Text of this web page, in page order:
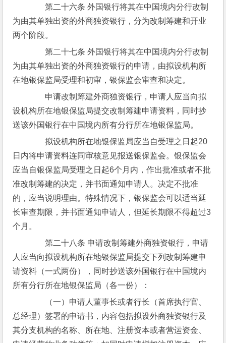
第二十六条 外国银行将其在中国境内分行改制
为由其单独出资的外商独资银行，分为改制筹建和开业
两个阶段。
第二十七条 外国银行将其在中国境内分行改制
为由其单独出资的外商独资银行的申请，由拟设机构所
在地银保监局受理和初审，银保监会审查和决定。
申请改制筹建外商独资银行，申请人应当向拟
设机构所在地银保监局提交改制筹建申请资料，同时抄
送该外国银行在中国境内所有分行所在地银保监局。
拟设机构所在地银保监局应当自受理之日起20
日内将申请资料连同审核意见报送银保监会。银保监会
应当自银保监局受理之日起6个月内，作出批准或者不批
准改制筹建的决定，并书面通知申请人。决定不批准
的，应当说明理由。特殊情况下，银保监会可以适当延
长审查期限，并书面通知申请人，但延长期限不得超过3
个月。
第二十八条 申请改制筹建外商独资银行，申请
人应当向拟设机构所在地银保监局提交下列改制筹建申
请资料（一式两份），同时抄送该外国银行在中国境内
所有分行所在地银保监局（各一份）：
（一）申请人董事长或者行长（首席执行官、
总经理）签署的申请书，内容包括拟设外商独资银行及
其分支机构的名称、所在地、注册资本或者营运资金、